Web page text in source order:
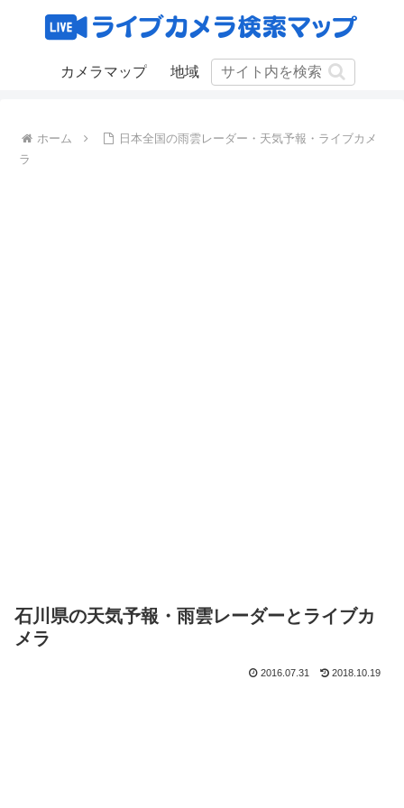
カメラマップ 地域
ホーム
日本全国の雨雲レーダー・天気予報・ライブカメ
ラ
石川県の天気予報・雨雲レーダーとライブカ
メラ
2016.07.31 2018.10.19